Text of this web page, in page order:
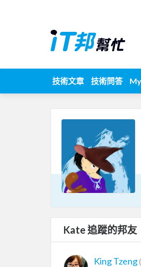
技術文章 技術問答
Kate 追蹤的邦友
King Tzeng(